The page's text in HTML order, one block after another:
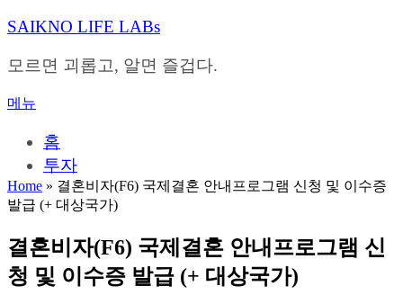
내
으
바
SAIKNO LIFE LABs
모르면 괴롭고, 알면 즐겁다.
메뉴
홈
투자
Home » 결혼비자(F6) 국제결혼 안내프로그램 신청 및 이수증
발급 (+ 대상국가)
결혼비자(F6) 국제결혼 안내프로그램 신
청 및 이수증 발급 (+ 대상국가)